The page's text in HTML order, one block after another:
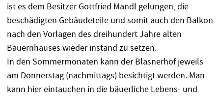
ist es dem Besitzer Gottfried Mandl gelungen, die
beschädigten Gebäudeteile und somit auch den Balkon
nach den Vorlagen des dreihundert Jahre alten
Bauernhauses wieder instand zu setzen.
In den Sommermonaten kann der Blasnerhof jeweils
am Donnerstag (nachmittags) besichtigt werden. Man
kann hier eintauchen in die bäuerliche Lebens- und